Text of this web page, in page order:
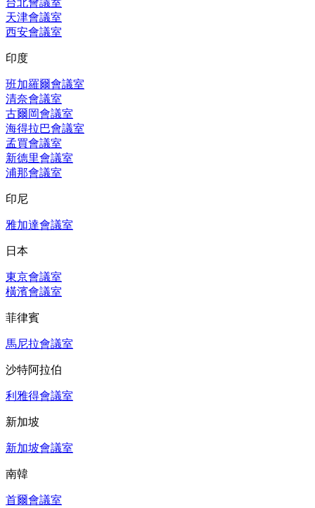
天津會議室
西安會議室
印度
班加羅爾會議室
清奈會議室
古爾岡會議室
海得拉巴會議室
孟買會議室
新德里會議室
浦那會議室
印尼
雅加達會議室
日本
東京會議室
橫濱會議室
菲律賓
馬尼拉會議室
沙特阿拉伯
利雅得會議室
新加坡
新加坡會議室
南韓
首爾會議室